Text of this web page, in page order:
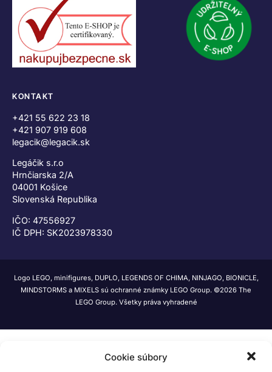
Cookie súbory
KONTAKT
+421 55 622 23 18
+421 907 919 608
legacik@legacik.sk
Legáčik s.r.o
Hrnčiarska 2/A
04001 Košice
Slovenská Republika
IČO: 47556927
IČ DPH: SK2023978330
Logo LEGO, minifigures, DUPLO, LEGENDS OF CHIMA, NINJAGO, BIONICLE,
MINDSTORMS a MIXELS sú ochranné známky LEGO Group. ©2026 The
LEGO Group. Všetky práva vyhradené